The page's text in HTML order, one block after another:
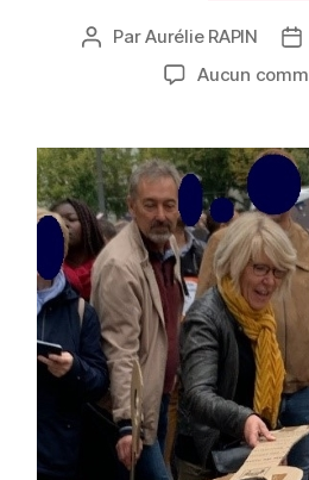
ParAurélie RAPIN
Aucun